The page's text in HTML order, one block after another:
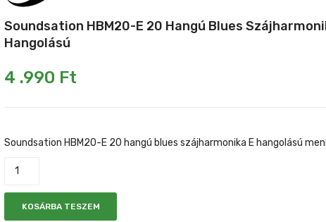
Soundsation HBM20-E 20 Hangú Blues
Hangolású
4 .990 Ft
Soundsation HBM20-E 20 hangú blues szájharmonika E hangolású
KOSÁRBA TESZEM